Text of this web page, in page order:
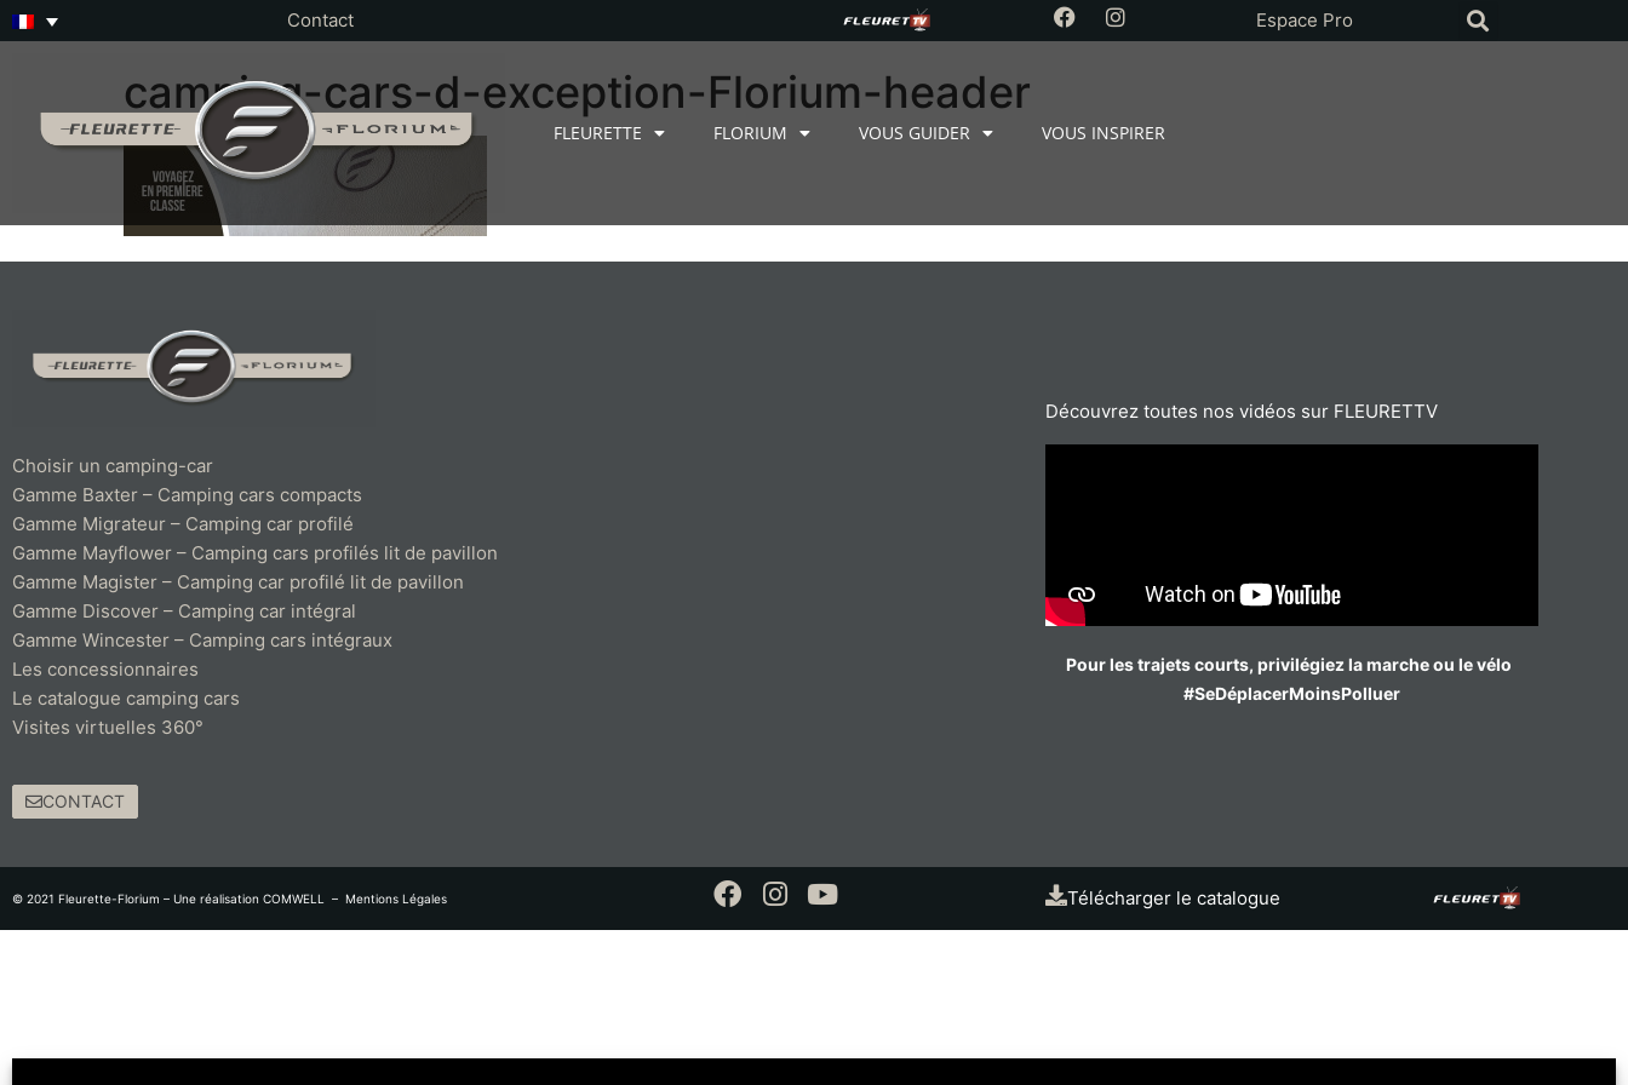
Contact Espace Pro
FLEURETTE FLORIUM VOUS GUIDER VOUS INSPIRER
camping-cars-d-exception-Florium-header
Choisir un camping-car
Gamme Baxter – Camping cars compacts
Gamme Migrateur – Camping car profilé
Gamme Mayflower – Camping cars profilés lit de pavillon
Gamme Magister – Camping car profilé lit de pavillon
Gamme Discover – Camping car intégral
Gamme Wincester – Camping cars intégraux
Les concessionnaires
Le catalogue camping cars
Visites virtuelles 360°
CONTACT
Découvrez toutes nos vidéos sur FLEURETTV
Pour les trajets courts, privilégiez la marche ou le vélo
#SeDéplacerMoinsPolluer
© 2021 Fleurette-Florium – Une réalisation COMWELL – Mentions Légales Télécharger le catalogue